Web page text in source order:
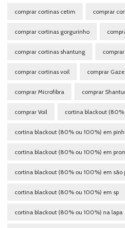
comprar cortinas cetim comprar
comprar cortinas gorgurinho
comprar cortinas shantung
comprar cortinas voil comprar Gaze
comprar Microfibra comprar
comprar Voil cortina blackout
cortina blackout (80% ou 100%) em
cortina blackout (80% ou 100%) em
cortina blackout (80% ou 100%) em são
cortina blackout (80% ou 100%) em sp
cortina blackout (80% ou 100%) na lapa